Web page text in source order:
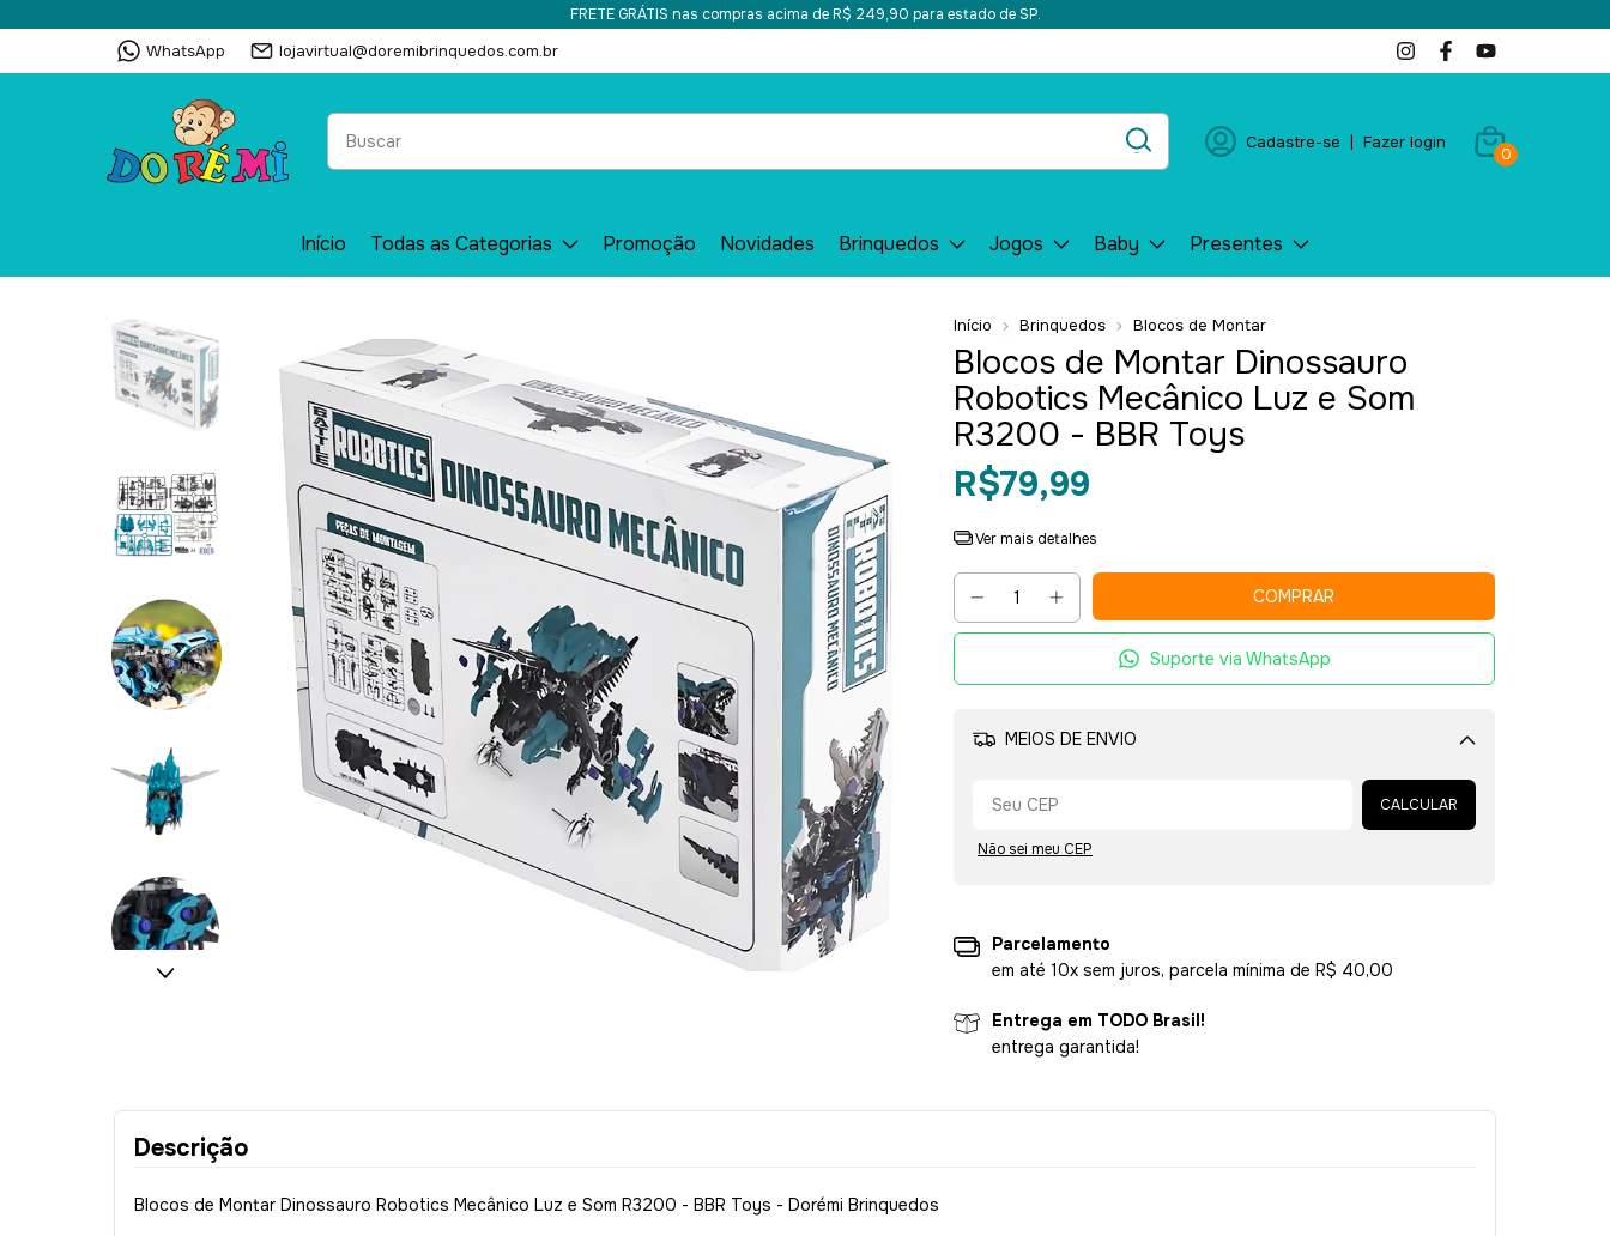
FRETE GRÁTIS nas compras acima de R$ 249,90 para estado de SP.
WhatsApp lojavirtual@doremibrinquedos.com.br
Cadastre-se | Fazer login
0
Início Todas as Categorias Promoção Novidades Brinquedos Jogos Baby Presentes
Início Brinquedos Blocos de Montar
Blocos de Montar Dinossauro
Robotics Mecânico Luz e Som
R3200 - BBR Toys
R$79,99
Ver mais detalhes
Suporte via WhatsApp
MEIOS DE ENVIO
Alterar CEP
CALCULAR
Não sei meu CEP
Parcelamento
em até 10x sem juros, parcela mínima de R$ 40,00
Entrega em TODO Brasil!
entrega garantida!
Descrição
Blocos de Montar Dinossauro Robotics Mecânico Luz e Som R3200 - BBR Toys - Dorémi Brinquedos